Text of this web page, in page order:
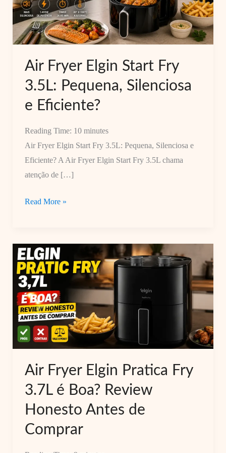
Air Fryer Elgin Start Fry
3.5L: Pequena, Silenciosa
e Eficiente?
Reading Time: 10 minutes
Air Fryer Elgin Start Fry 3.5L: Pequena, Silenciosa e
Eficiente? A Air Fryer Elgin Start Fry 3.5L chama
atenção de […]
Air
Start
Fry
3.5L:
Pequena,
Silenciosa
e
Eficiente?
Read More »
Air Fryer Elgin Pratica Fry
3.7L é Boa? Review
Honesto Antes de
Comprar